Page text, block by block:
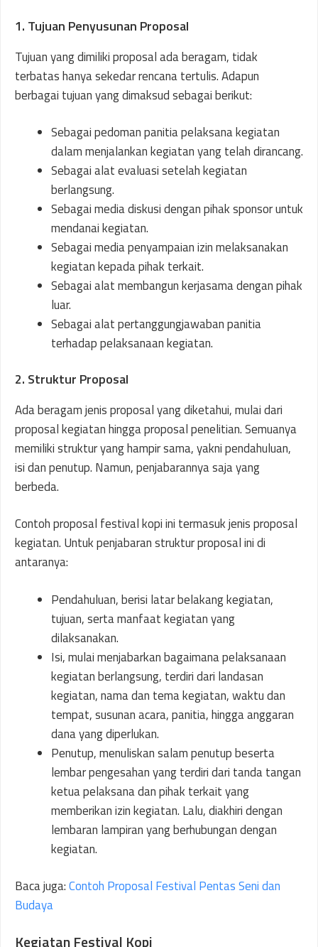
1. Tujuan Penyusunan Proposal
Tujuan yang dimiliki proposal ada beragam, tidak
terbatas hanya sekedar rencana tertulis. Adapun
berbagai tujuan yang dimaksud sebagai berikut:
Sebagai pedoman panitia pelaksana kegiatan
dalam menjalankan kegiatan yang telah dirancang.
Sebagai alat evaluasi setelah kegiatan
berlangsung.
Sebagai media diskusi dengan pihak sponsor untuk
mendanai kegiatan.
Sebagai media penyampaian izin melaksanakan
kegiatan kepada pihak terkait.
Sebagai alat membangun kerjasama dengan pihak
luar.
Sebagai alat pertanggungjawaban panitia
terhadap pelaksanaan kegiatan.
2. Struktur Proposal
Ada beragam jenis proposal yang diketahui, mulai dari
proposal kegiatan hingga proposal penelitian. Semuanya
memiliki struktur yang hampir sama, yakni pendahuluan,
isi dan penutup. Namun, penjabarannya saja yang
berbeda.
Contoh proposal festival kopi ini termasuk jenis proposal
kegiatan. Untuk penjabaran struktur proposal ini di
antaranya:
Pendahuluan, berisi latar belakang kegiatan,
tujuan, serta manfaat kegiatan yang
dilaksanakan.
Isi, mulai menjabarkan bagaimana pelaksanaan
kegiatan berlangsung, terdiri dari landasan
kegiatan, nama dan tema kegiatan, waktu dan
tempat, susunan acara, panitia, hingga anggaran
dana yang diperlukan.
Penutup, menuliskan salam penutup beserta
lembar pengesahan yang terdiri dari tanda tangan
ketua pelaksana dan pihak terkait yang
memberikan izin kegiatan. Lalu, diakhiri dengan
lembaran lampiran yang berhubungan dengan
kegiatan.
Baca juga:Contoh Proposal Festival Pentas Seni dan
Budaya
Kegiatan Festival Kopi